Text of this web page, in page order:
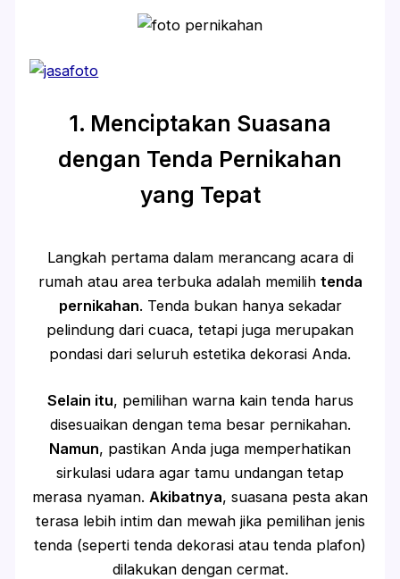
1. Menciptakan Suasana
dengan Tenda Pernikahan
yang Tepat
Langkah pertama dalam merancang acara di
rumah atau area terbuka adalah memilih tenda
pernikahan. Tenda bukan hanya sekadar
pelindung dari cuaca, tetapi juga merupakan
pondasi dari seluruh estetika dekorasi Anda.
Selain itu, pemilihan warna kain tenda harus
disesuaikan dengan tema besar pernikahan.
Namun, pastikan Anda juga memperhatikan
sirkulasi udara agar tamu undangan tetap
merasa nyaman. Akibatnya, suasana pesta akan
terasa lebih intim dan mewah jika pemilihan jenis
tenda (seperti tenda dekorasi atau tenda plafon)
dilakukan dengan cermat.